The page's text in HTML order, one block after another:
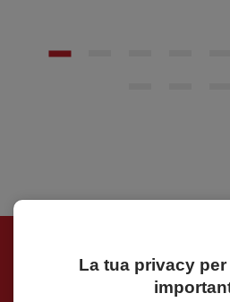
Iscrivimi alla
La tua privacy